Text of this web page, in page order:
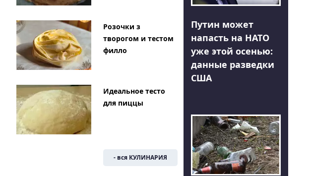
Розочки з
творогом и тестом
филло
Идеальное тесто
для пиццы
- вся КУЛИНАРИЯ
Путин может
напасть на НАТО
уже этой осенью:
данные разведки
США